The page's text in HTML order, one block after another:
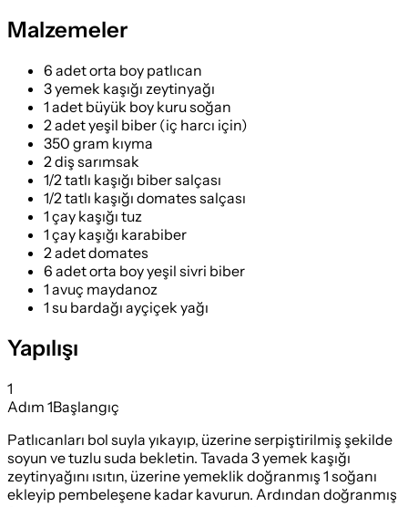
Malzemeler
6 adet orta boy patlıcan
3 yemek kaşığı zeytinyağı
1 adet büyük boy kuru soğan
2 adet yeşil biber (iç harcı için)
350 gram kıyma
2 diş sarımsak
1/2 tatlı kaşığı biber salçası
1/2 tatlı kaşığı domates salçası
1 çay kaşığı tuz
1 çay kaşığı karabiber
2 adet domates
6 adet orta boy yeşil sivri biber
1 avuç maydanoz
1 su bardağı ayçiçek yağı
Yapılışı
1
Adım 1Başlangıç
Patlıcanları bol suyla yıkayıp, üzerine serpiştirilmiş şekilde
soyun ve tuzlu suda bekletin. Tavada 3 yemek kaşığı
zeytinyağını ısıtın, üzerine yemeklik doğranmış 1 soğanı
ekleyip pembeleşene kadar kavurun. Ardından doğranmış